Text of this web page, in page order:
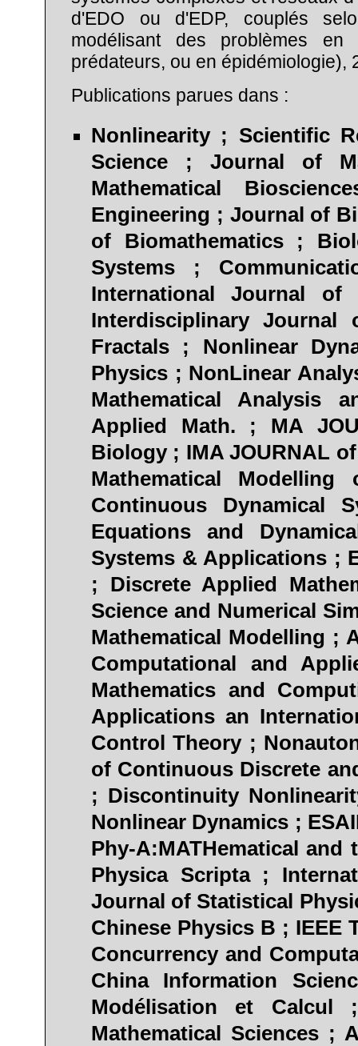
d'EDO ou d'EDP, couplés
modélisant des problèmes en
prédateurs, ou en épidémiologie),
Publications parues dans :
Nonlinearity ; Scientific
Science ; Journal of
Mathematical
Engineering ; Journal of
of Biomathematics ;
Systems ;
International Journal
Interdisciplinary
Fractals ; Nonlinear
Physics ; NonLinear
Mathematical Analysis
Applied Math. ; MA
Biology ; IMA JOURNAL
Mathematical
Continuous
Equations and
Systems & Applications ;
; Discrete Applied
Science and Numerical
Mathematical Modelling ;
Computational and
Mathematics and
Applications an
Control Theory ;
of Continuous Discrete
; Discontinuity
Nonlinear Dynamics ;
Phy-A:MATHematical
Physica Scripta ;
Journal of Statistical
Chinese Physics B ; IEEE
Concurrency and
China Information
Modélisation et Calcul
Mathematical Sciences ;